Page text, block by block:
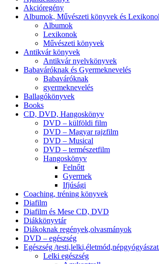
Akcióregény
Albumok, Művészeti könyvek és
Albumok
Lexikonok
Művészeti könyvek
Antikvár könyvek
Antikvár nyelvkönyvek
Babaváróknak és Gyermeknevelés
Babaváróknak
gyermeknevelés
Ballagókönyvek
Books
CD, DVD, Hangoskönyv
DVD – külföldi film
DVD – Magyar rajzfilm
DVD – Musical
DVD – természetfilm
Hangoskönyv
Felnőtt
Gyermek
Ifjúsági
Coaching, tréning könyvek
Diafilm
Diafilm és Mese CD, DVD
Diákkönyvtár
Diákoknak regények,olvasmányok
DVD – egészség
Egészség /
Lelki egészség